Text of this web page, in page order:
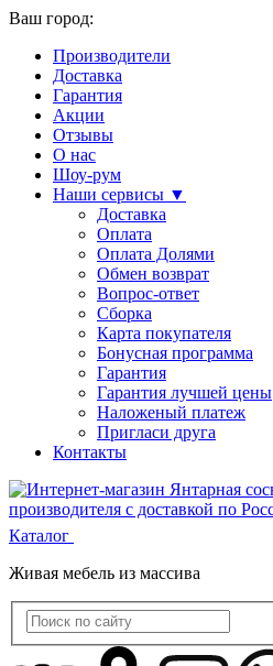
Ваш город:
Производители
Доставка
Гарантия
Акции
Отзывы
О нас
Шоу-рум
Наши сервисы ▼
Доставка
Оплата
Оплата Долями
Обмен возврат
Вопрос-ответ
Сборка
Карта покупателя
Бонусная программа
Гарантия
Гарантия лучшей цены
Наложеный платеж
Пригласи друга
Контакты
Каталог
Живая мебель из массива